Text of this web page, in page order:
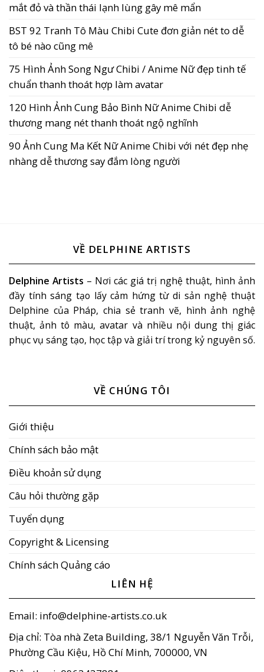
mắt đỏ và thần thái lạnh lùng gây mê mẩn
BST 92 Tranh Tô Màu Chibi Cute đơn giản nét to dễ
tô bé nào cũng mê
75 Hình Ảnh Song Ngư Chibi / Anime Nữ đẹp tinh tế
chuẩn thanh thoát hợp làm avatar
120 Hình Ảnh Cung Bảo Bình Nữ Anime Chibi dễ
thương mang nét thanh thoát ngộ nghĩnh
90 Ảnh Cung Ma Kết Nữ Anime Chibi với nét đẹp nhẹ
nhàng dễ thương say đắm lòng người
VỀ DELPHINE ARTISTS
Delphine Artists – Nơi các giá trị nghệ thuật, hình ảnh
đầy tính sáng tạo lấy cảm hứng từ di sản nghệ thuật
Delphine của Pháp, chia sẻ tranh vẽ, hình ảnh nghệ
thuật, ảnh tô màu, avatar và nhiều nội dung thị giác
phục vụ sáng tạo, học tập và giải trí trong kỷ nguyên số.
VỀ CHÚNG TÔI
Giới thiệu
Chính sách bảo mật
Điều khoản sử dụng
Câu hỏi thường gặp
Tuyển dụng
Copyright & Licensing
Chính sách Quảng cáo
LIÊN HỆ
Email: info@delphine-artists.co.uk
Địa chỉ: Tòa nhà Zeta Building, 38/1 Nguyễn Văn Trỗi,
Phường Cầu Kiệu, Hồ Chí Minh, 700000, VN